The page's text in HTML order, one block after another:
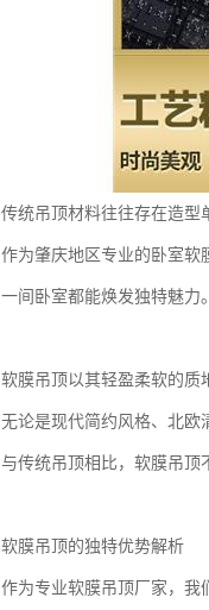
传统吊顶材料往往存在造型
作为肇庆地区专业的卧室软
一间卧室都能焕发独特魅力。
软膜吊顶以其轻盈柔软的质
无论是现代简约风格、北欧
与传统吊顶相比，软膜吊顶
软膜吊顶的独特优势解析
作为专业软膜吊顶厂家，我